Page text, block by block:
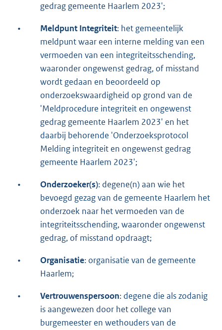
gedrag gemeente Haarlem 2023';
• Meldpunt Integriteit: het gemeentelijk
meldpunt waar een interne melding van een
vermoeden van een integriteitsschending,
waaronder ongewenst gedrag, of misstand
wordt gedaan en beoordeeld op
onderzoekswaardigheid op grond van de
'Meldprocedure integriteit en ongewenst
gedrag gemeente Haarlem 2023' en het
daarbij behorende 'Onderzoeksprotocol
Melding integriteit en ongewenst gedrag
gemeente Haarlem 2023';
• Onderzoeker(s): degene(n) aan wie het
bevoegd gezag van de gemeente Haarlem het
onderzoek naar het vermoeden van de
integriteitsschending, waaronder ongewenst
gedrag, of misstand opdraagt;
• Organisatie: organisatie van de gemeente
Haarlem;
• Vertrouwenspersoon: degene die als zodanig
is aangewezen door het college van
burgemeester en wethouders van de